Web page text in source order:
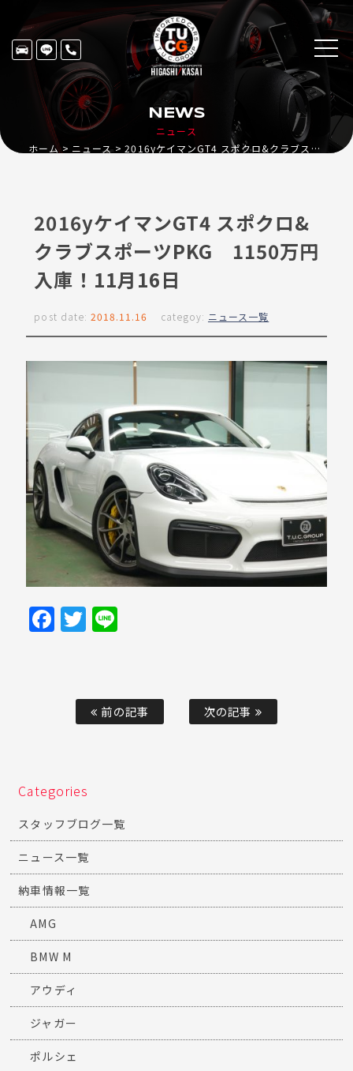
ニュース
NEWS
ホーム ニュース 2016yケイマンGT4 スポクロ&クラブスポーツPKG 1150万円入庫！11月16日
2016yケイマンGT4 スポクロ&
クラブスポーツPKG 1150万円
入庫！11月16日
post date: 2018.11.16 categoy: ニュース一覧
Facebook
Twitter
前の記事 次の記事
Categories
スタッフブログ一覧
ニュース一覧
納車情報一覧
AMG
BMW M
アウディ
ジャガー
ポルシェ